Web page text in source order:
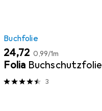
Buchfolie
EUR
24,72 EUR
0,99/1m
Folia Buchschutzfolie
3